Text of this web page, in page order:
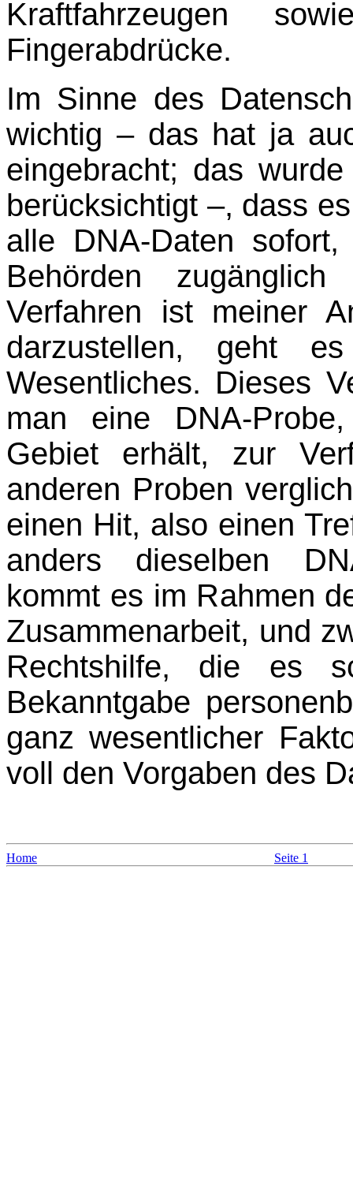
Kraftfahrzeugen
Fingerabdrücke.
Im Sinne des
wichtig – das hat ja
eingebracht; das
berücksichtigt –, dass
alle DNA-Daten
Behörden
Verfahren ist meiner
darzustellen, geht
Wesentliches. Dieses
man eine DNA-
Gebiet erhält, zur
anderen Proben
einen Hit, also einen
anders dieselben
kommt es im Rahmen
Zusammenarbeit, und
Rechtshilfe, die es
Bekanntgabe
ganz wesentlicher
voll den Vorgaben des
Home Seite 1